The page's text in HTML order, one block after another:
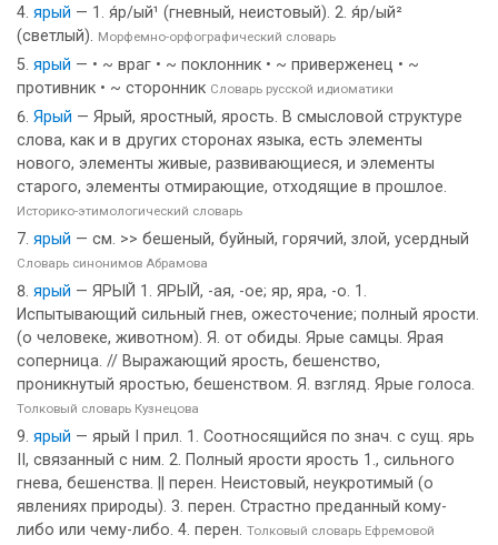
ярый — 1. я́р/ый¹ (гневный, неистовый). 2. я́р/ый²
(светлый). Морфемно-орфографический словарь
ярый — • ~ враг • ~ поклонник • ~ приверженец • ~
противник • ~ сторонник Словарь русской идиоматики
Ярый — Ярый, яростный, ярость. В смысловой структуре
слова, как и в других сторонах языка, есть элементы
нового, элементы живые, развивающиеся, и элементы
старого, элементы отмирающие, отходящие в прошлое.
Историко-этимологический словарь
ярый — см. >> бешеный, буйный, горячий, злой, усердный
Словарь синонимов Абрамова
ярый — ЯРЫЙ 1. ЯРЫЙ, -ая, -ое; яр, яра, -о. 1.
Испытывающий сильный гнев, ожесточение; полный ярости.
(о человеке, животном). Я. от обиды. Ярые самцы. Ярая
соперница. // Выражающий ярость, бешенство,
проникнутый яростью, бешенством. Я. взгляд. Ярые голоса.
Толковый словарь Кузнецова
ярый — ярый I прил. 1. Соотносящийся по знач. с сущ. ярь
II, связанный с ним. 2. Полный ярости ярость 1., сильного
гнева, бешенства. || перен. Неистовый, неукротимый (о
явлениях природы). 3. перен. Страстно преданный кому-
либо или чему-либо. 4. перен. Толковый словарь Ефремовой